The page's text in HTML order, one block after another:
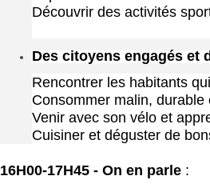
Découvrir des activités
Des citoyens engagés et
Rencontrer les habitants
Consommer malin,
Venir avec son vélo et
Cuisiner et déguster de
16H00-17H45 - On en parle :